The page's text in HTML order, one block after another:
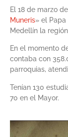
El 18 de marzo
Muneris» el
Medellín la
En el momento
contaba con
parroquias,
Tenían 130
70 en el Mayor.